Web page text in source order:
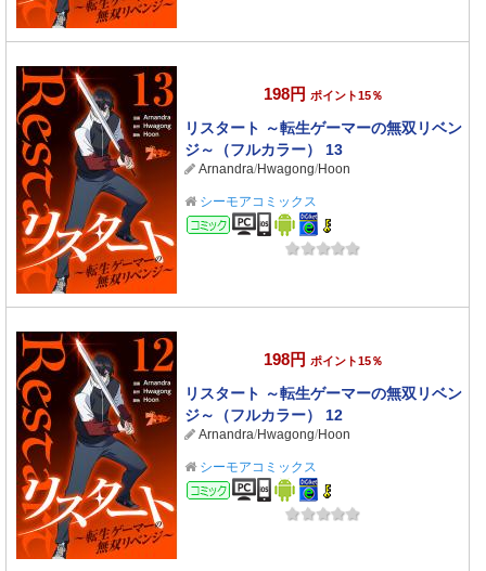
198円 ポイント15％
リスタート ～転生ゲーマーの無双リベン
ジ～（フルカラー） 13
Arnandra/Hwagong/Hoon
シーモアコミックス
コミック
198円 ポイント15％
リスタート ～転生ゲーマーの無双リベン
ジ～（フルカラー） 12
Arnandra/Hwagong/Hoon
シーモアコミックス
コミック